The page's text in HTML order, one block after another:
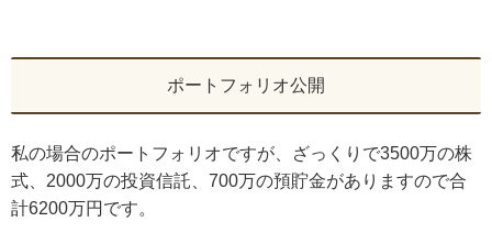
ポートフォリオ公開
私の場合のポートフォリオですが、ざっくりで3500万の株
式、2000万の投資信託、700万の預貯金がありますので合
計6200万円です。